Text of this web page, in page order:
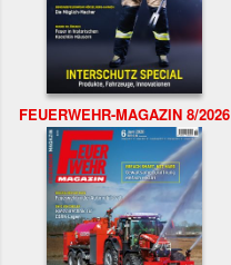
FEUERWEHR-MAGAZIN 8/2026